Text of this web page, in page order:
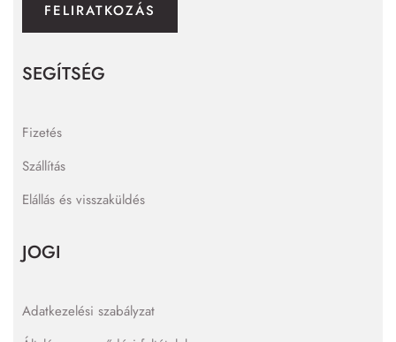
SEGÍTSÉG
Fizetés
Szállítás
Elállás és visszaküldés
JOGI
Adatkezelési szabályzat
FELIRATKOZÁS